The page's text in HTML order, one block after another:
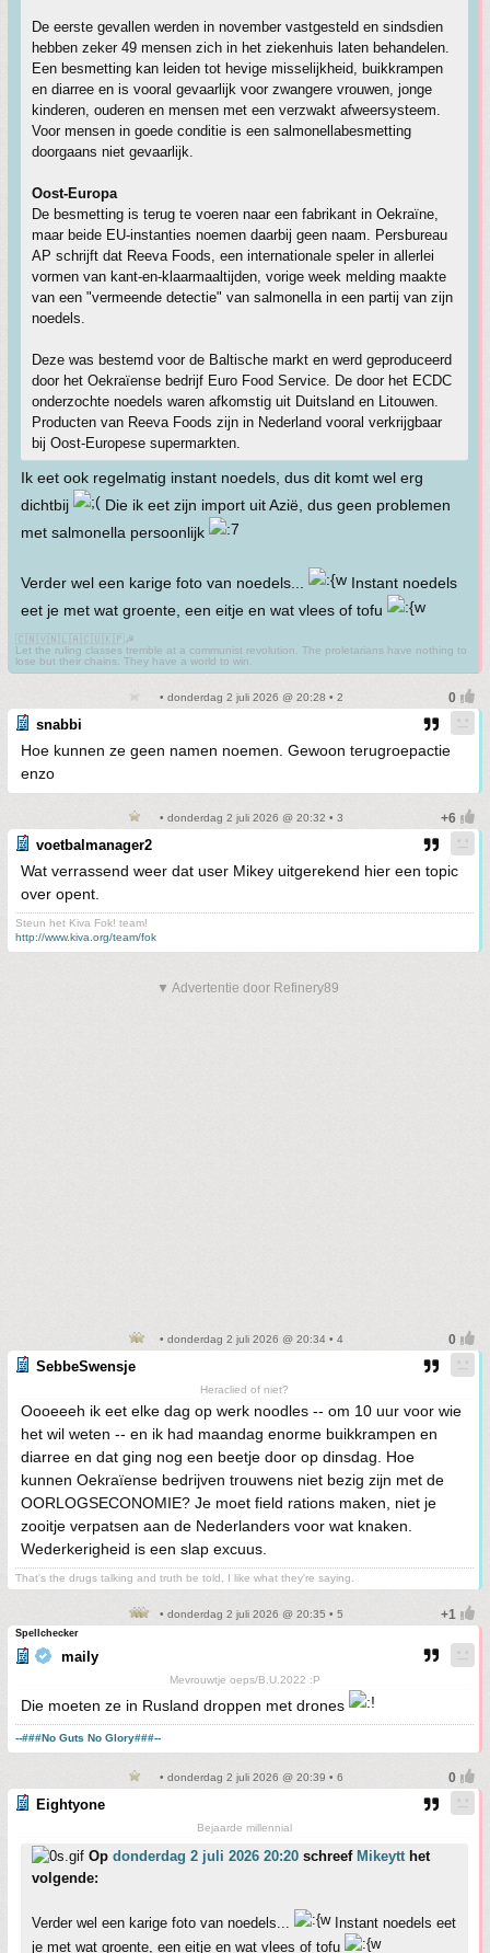
De eerste gevallen werden in november vastgesteld en sindsdien
hebben zeker 49 mensen zich in het ziekenhuis laten behandelen.
Een besmetting kan leiden tot hevige misselijkheid, buikkrampen
en diarree en is vooral gevaarlijk voor zwangere vrouwen, jonge
kinderen, ouderen en mensen met een verzwakt afweersysteem.
Voor mensen in goede conditie is een salmonellabesmetting
doorgaans niet gevaarlijk.
Oost-Europa
De besmetting is terug te voeren naar een fabrikant in Oekraïne,
maar beide EU-instanties noemen daarbij geen naam. Persbureau
AP schrijft dat Reeva Foods, een internationale speler in allerlei
vormen van kant-en-klaarmaaltijden, vorige week melding maakte
van een "vermeende detectie" van salmonella in een partij van zijn
noedels.
Deze was bestemd voor de Baltische markt en werd geproduceerd
door het Oekraïense bedrijf Euro Food Service. De door het ECDC
onderzochte noedels waren afkomstig uit Duitsland en Litouwen.
Producten van Reeva Foods zijn in Nederland vooral verkrijgbaar
bij Oost-Europese supermarkten.
Ik eet ook regelmatig instant noedels, dus dit komt wel erg
dichtbij
Die ik eet zijn import uit Azië, dus geen problemen
met salmonella persoonlijk
Verder wel een karige foto van noedels...
Instant noedels
eet je met wat groente, een eitje en wat vlees of tofu
🇨🇳🇻🇳🇱🇦🇨🇺🇰🇵☭
Let the ruling classes tremble at a communist revolution. The proletarians have nothing to
lose but their chains. They have a world to win.
• donderdag 2 juli 2026 @ 20:28 • 2
snabbi
Hoe kunnen ze geen namen noemen. Gewoon terugroepactie
enzo
• donderdag 2 juli 2026 @ 20:32 • 3
voetbalmanager2
Wat verrassend weer dat user Mikey uitgerekend hier een topic
over opent.
Steun het Kiva Fok! team!
http://www.kiva.org/team/fok
▼ Advertentie door Refinery89
• donderdag 2 juli 2026 @ 20:34 • 4
SebbeSwensje
Heraclied of niet?
Oooeeeh ik eet elke dag op werk noodles -- om 10 uur voor wie
het wil weten -- en ik had maandag enorme buikkrampen en
diarree en dat ging nog een beetje door op dinsdag. Hoe
kunnen Oekraïense bedrijven trouwens niet bezig zijn met de
OORLOGSECONOMIE? Je moet field rations maken, niet je
zooitje verpatsen aan de Nederlanders voor wat knaken.
Wederkerigheid is een slap excuus.
That's the drugs talking and truth be told, I like what they're saying.
• donderdag 2 juli 2026 @ 20:35 • 5
Spellchecker
maily
Mevrouwtje oeps/B.U.2022 :P
Die moeten ze in Rusland droppen met drones
--###No Guts No Glory###--
• donderdag 2 juli 2026 @ 20:39 • 6
Eightyone
Bejaarde millennial
Op donderdag 2 juli 2026 20:20 schreef Mikeytt het
volgende:
Verder wel een karige foto van noedels...
Instant noedels eet
je met wat groente, een eitje en wat vlees of tofu